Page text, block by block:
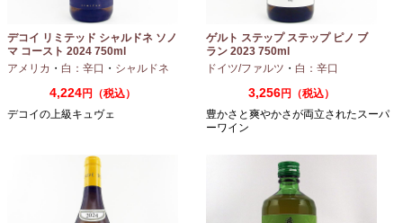
デコイ リミテッド シャルドネ ソノ
マ コースト 2024 750ml
アメリカ ・ 白：辛口 ・ シャルドネ
4,224円（税込）
デコイの上級キュヴェ
ゲルト ステップ ステップ ピノ ブ
ラン 2023 750ml
ドイツ/ファルツ ・ 白：辛口
3,256円（税込）
豊かさと爽やかさが両立されたスーパ
ーワイン